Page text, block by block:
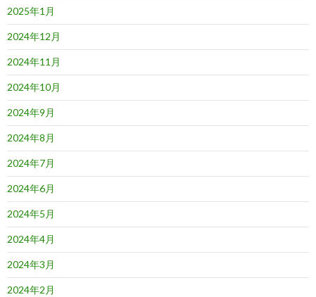
2025年1月
2024年12月
2024年11月
2024年10月
2024年9月
2024年8月
2024年7月
2024年6月
2024年5月
2024年4月
2024年3月
2024年2月